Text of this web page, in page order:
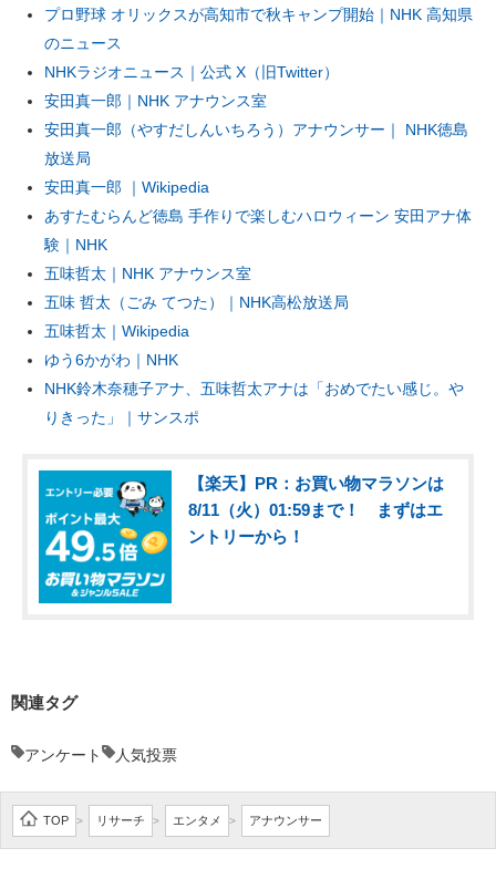
プロ野球 オリックスが高知市で秋キャンプ開始｜NHK 高知県
のニュース
NHKラジオニュース｜公式 X（旧Twitter）
安田真一郎｜NHK アナウンス室
安田真一郎（やすだしんいちろう）アナウンサー｜ NHK徳島
放送局
安田真一郎 ｜Wikipedia
あすたむらんど徳島 手作りで楽しむハロウィーン 安田アナ体
験｜NHK
五味哲太｜NHK アナウンス室
五味 哲太（ごみ てつた）｜NHK高松放送局
五味哲太｜Wikipedia
ゆう6かがわ｜NHK
NHK鈴木奈穂子アナ、五味哲太アナは「おめでたい感じ。や
りきった」｜サンスポ
【楽天】PR：お買い物マラソンは
8/11（火）01:59まで！ まずはエ
ントリーから！
関連タグ
アンケート 人気投票
TOP > リサーチ > エンタメ > アナウンサー